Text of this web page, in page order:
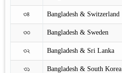
৩৪ Bangladesh & Switzerland
৩৩ Bangladesh & Sweden
৩২ Bangladesh & Sri Lanka
৩১ Bangladesh & South Korea